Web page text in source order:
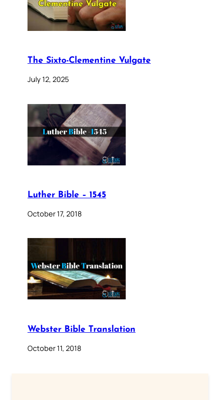
The Sixto-Clementine Vulgate
July 12, 2025
Luther Bible – 1545
October 17, 2018
Webster Bible Translation
October 11, 2018